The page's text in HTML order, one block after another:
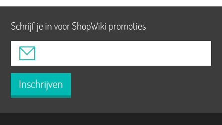
Schrijf je in voor ShopWiki promoties
Inschrijven